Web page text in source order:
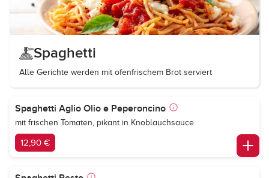
Spaghetti
Alle Gerichte werden mit ofenfrischem Brot serviert
Spaghetti Aglio Olio e Peperoncino
mit frischen Tomaten, pikant in Knoblauchsauce
12,90 €